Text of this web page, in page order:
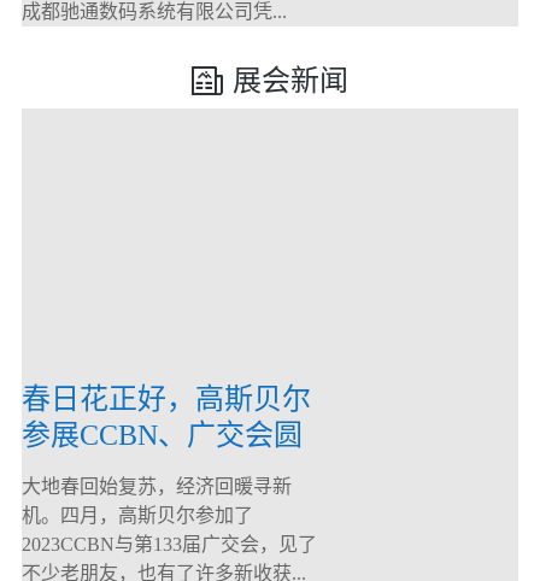
成都驰通数码系统有限公司凭...
展会新闻
春日花正好，高斯贝尔
参展CCBN、广交会圆
满落幕！
大地春回始复苏，经济回暖寻新
机。四月，高斯贝尔参加了
2023CCBN与第133届广交会，见了
不少老朋友，也有了许多新收获...